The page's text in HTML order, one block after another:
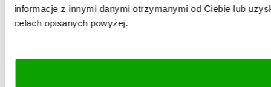
informacje z innymi danymi otrzymanymi od Ciebie lub
celach opisanych powyżej.